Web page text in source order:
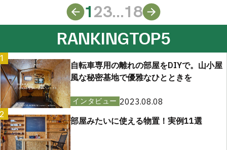
123...18
RANKINGTOP5
1
自転車専用の離れの部屋をDIYで。山小屋
風な秘密基地で優雅なひとときを
インタビュー 2023.08.08
2
部屋みたいに使える物置！実例11選